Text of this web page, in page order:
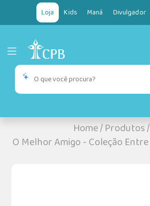
Loja Kids Maná Divulgador
Home/Produtos/
O Melhor Amigo - Coleção Entre